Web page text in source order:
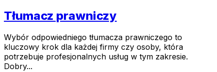
Tłumacz prawniczy
Wybór odpowiedniego tłumacza prawniczego to
kluczowy krok dla każdej firmy czy osoby, która
potrzebuje profesjonalnych usług w tym zakresie.
Dobry...